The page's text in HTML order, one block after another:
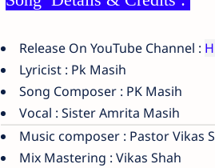
Release On YouTube Channel :
Lyricist : Pk Masih
Song Composer : PK Masih
Vocal : Sister Amrita Masih
Music composer : Pastor Vikas
Mix Mastering : Vikas Shah